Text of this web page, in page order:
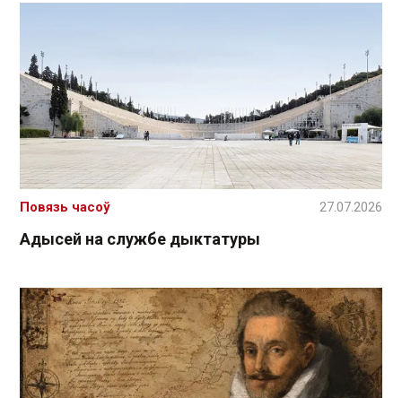
Адысей на службе дыктатуры
Повязь часоў 27.07.2026